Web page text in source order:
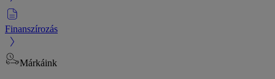
Finanszírozás
Márkáink